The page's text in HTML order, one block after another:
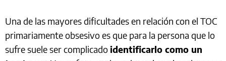
Una de las mayores dificultades en relación con el TOC
primariamente obsesivo es que para la persona que lo
sufre suele ser complicadoidentificarlo como un